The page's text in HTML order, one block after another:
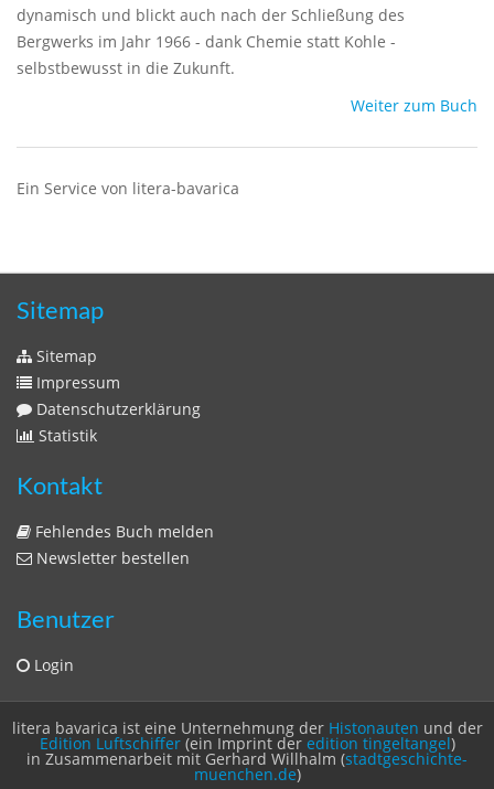
dynamisch und blickt auch nach der Schließung des
Bergwerks im Jahr 1966 - dank Chemie statt Kohle -
selbstbewusst in die Zukunft.
Weiter zum Buch
Ein Service von litera-bavarica
Sitemap
Sitemap
Impressum
Datenschutzerklärung
Statistik
Kontakt
Fehlendes Buch melden
Newsletter bestellen
Benutzer
Login
litera bavarica ist eine Unternehmung der Histonauten und der
Edition Luftschiffer(ein Imprint der edition tingeltangel)
in Zusammenarbeit mit Gerhard Willhalm (stadtgeschichte-
muenchen.de)